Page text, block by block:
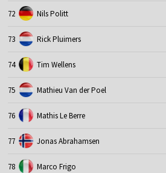
72 Nils Politt
73 Rick Pluimers
74 Tim Wellens
75 Mathieu Van der Poel
76 Mathis Le Berre
77 Jonas Abrahamsen
78 Marco Frigo